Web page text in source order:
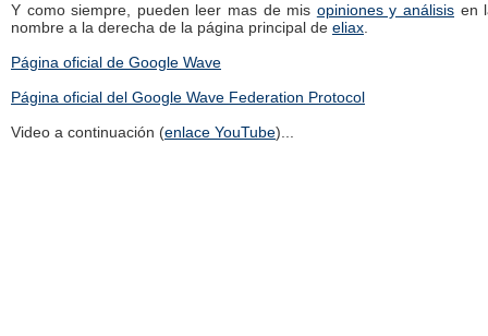
Y como siempre, pueden leer mas de mis opiniones y análisis en
nombre a la derecha de la página principal de eliax
Página oficial de Google Wave
Página oficial del Google Wave Federation Protocol
Video a continuación (enlace YouTube)...